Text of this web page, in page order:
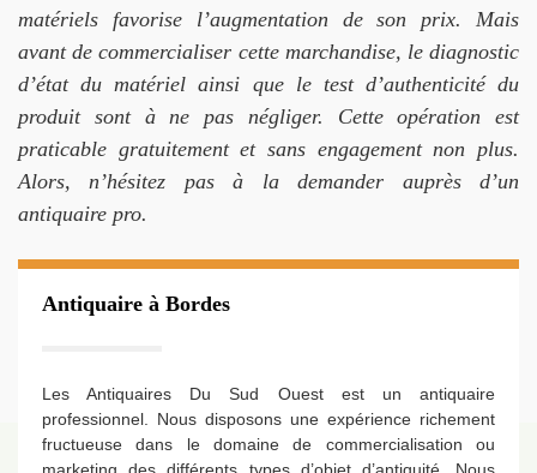
matériels favorise l’augmentation de son prix. Mais
avant de commercialiser cette marchandise, le diagnostic
d’état du matériel ainsi que le test d’authenticité du
produit sont à ne pas négliger. Cette opération est
praticable gratuitement et sans engagement non plus.
Alors, n’hésitez pas à la demander auprès d’un
antiquaire pro.
Antiquaire à Bordes
Les Antiquaires Du Sud Ouest est un antiquaire
professionnel. Nous disposons une expérience richement
fructueuse dans le domaine de commercialisation ou